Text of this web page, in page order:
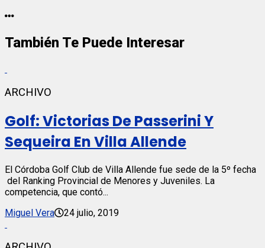
También Te Puede Interesar
ARCHIVO
Golf: Victorias De Passerini Y
Sequeira En Villa Allende
El Córdoba Golf Club de Villa Allende fue sede de la 5º fecha
del Ranking Provincial de Menores y Juveniles. La
competencia, que contó...
Miguel Vera
24 julio, 2019